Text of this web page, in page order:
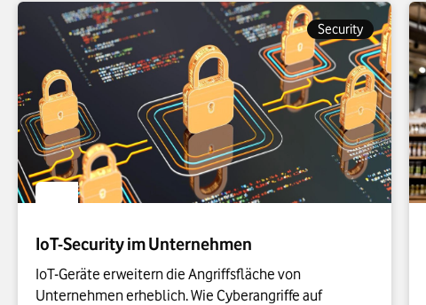
Security
IoT-Security im Unternehmen
IoT-Geräte erweitern die Angriffsfläche von
Unternehmen erheblich. Wie Cyberangriffe auf